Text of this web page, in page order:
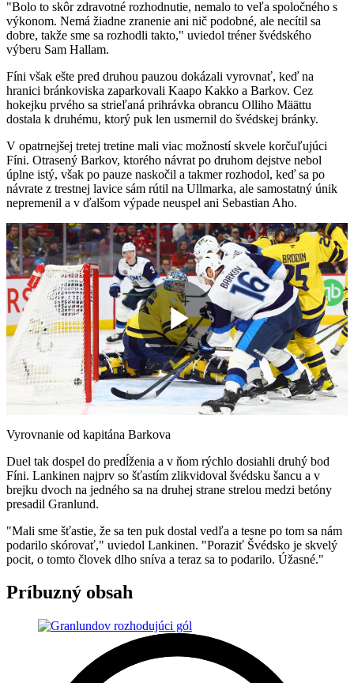
"Bolo to skôr zdravotné rozhodnutie, nemalo to veľa spoločného s
výkonom. Nemá žiadne zranenie ani nič podobné, ale necítil sa
dobre, takže sme sa rozhodli takto," uviedol tréner švédského
výberu Sam Hallam.
Fíni však ešte pred druhou pauzou dokázali vyrovnať, keď na
hranici bránkoviska zaparkovali Kaapo Kakko a Barkov. Cez
hokejku prvého sa strieľaná prihrávka obrancu Olliho Määttu
dostala k druhému, ktorý puk len usmernil do švédskej bránky.
V opatrnejšej tretej tretine mali viac možností skvele korčuľujúci
Fíni. Otrasený Barkov, ktorého návrat po druhom dejstve nebol
úplne istý, však po pauze naskočil a takmer rozhodol, keď sa po
návrate z trestnej lavice sám rútil na Ullmarka, ale samostatný únik
nepremenil a v ďalšom výpade neuspel ani Sebastian Aho.
Play
Vyrovnanie od kapitána Barkova
Duel tak dospel do predĺženia a v ňom rýchlo dosiahli druhý bod
Fíni. Lankinen najprv so šťastím zlikvidoval švédsku šancu a v
brejku dvoch na jedného sa na druhej strane strelou medzi betóny
presadil Granlund.
"Mali sme šťastie, že sa ten puk dostal vedľa a tesne po tom sa nám
podarilo skórovať," uviedol Lankinen. "Poraziť Švédsko je skvelý
pocit, o tomto človek dlho sníva a teraz sa to podarilo. Úžasné."
Príbuzný obsah